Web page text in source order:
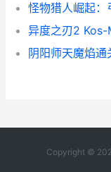
怪物猎人崛起：
Copyright ©